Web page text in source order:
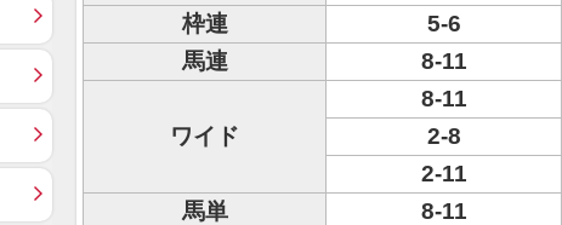
枠連
5-6
馬連
8-11
ワイド
8-11
2-8
2-11
馬単
8-11